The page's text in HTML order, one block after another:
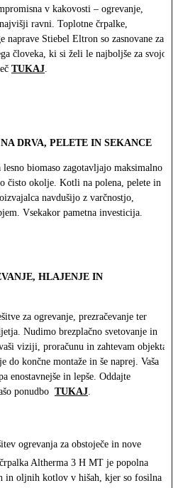
v kakovosti – ogrevanje,
ravni. Toplotne črpalke,
naprave Stiebel Eltron so zasnovane za
človeka, ki si želi le najboljše za svojo
TUKAJ.
DRVA, PELETE IN SEKANCE
lesno biomaso zagotavljajo maksimalno
čisto okolje. Kotli na polena, pelete in
navdušijo z varčnostjo,
Vsekakor pametna investicija.
HLAJENJE IN
za ogrevanje, prezračevanje ter
Nudimo brezplačno svetovanje in
viziji, proračunu in zahtevam objekta.
do končne montaže in še naprej. Vaša
enostavnejše in lepše. Oddajte
ponudbo TUKAJ.
ogrevanja za obstoječe in nove
Altherma 3 H MT je popolna
in oljnih kotlov v hišah, kjer so fosilna